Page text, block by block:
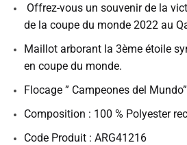
Offrez-vous un souvenir de la
de la coupe du monde 2022 au
Maillot arborant la 3ème étoile
en coupe du monde.
Flocage ” Campeones del
Composition : 100 % Polyester
Code Produit : ARG41216